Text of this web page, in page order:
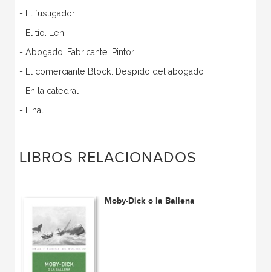
- El fustigador
- El tío. Leni
- Abogado. Fabricante. Pintor
- El comerciante Block. Despido del abogado
- En la catedral
- Final
LIBROS RELACIONADOS
Moby-Dick o la Ballena